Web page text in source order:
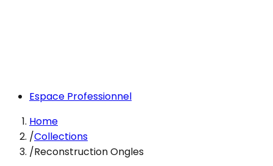
Espace Professionnel
Home
/Collections
/Reconstruction Ongles